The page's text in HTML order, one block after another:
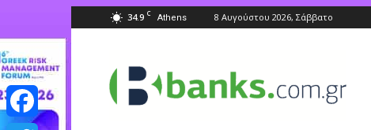
34.9 C Athens 8 Αυγούστου 2026, Σάββατο